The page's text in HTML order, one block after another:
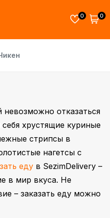
0 0
невозможно отказаться
хрустящие куриные
стрипсы в
нагетсы с
еду в SezimDelivery –
в мир вкуса. Не
– заказать еду можно